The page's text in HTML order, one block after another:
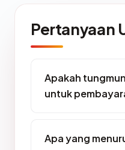
Pertanyaan
Apakah
untuk
Apa yang